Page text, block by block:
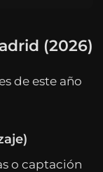
(2026)
de este año
o captación